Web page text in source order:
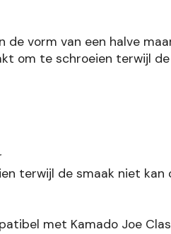
de vorm van een halve
om te schroeien terwijl
terwijl de smaak niet kan
met Kamado Joe